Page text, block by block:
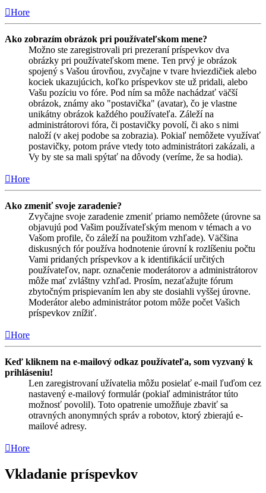
Hore
Ako zobrazím obrázok pri používateľskom mene?
Možno ste zaregistrovali pri prezeraní príspevkov dva
obrázky pri používateľskom mene. Ten prvý je obrázok
spojený s Vašou úrovňou, zvyčajne v tvare hviezdičiek alebo
kociek ukazujúcich, koľko príspevkov ste už pridali, alebo
Vašu pozíciu vo fóre. Pod ním sa môže nachádzať väčší
obrázok, známy ako "postavička" (avatar), čo je vlastne
unikátny obrázok každého používateľa. Záleží na
administrátorovi fóra, či postavičky povolí, či ako s nimi
naloží (v akej podobe sa zobrazia). Pokiaľ nemôžete využívať
postavičky, potom práve vtedy toto administrátori zakázali, a
Vy by ste sa mali spýtať na dôvody (veríme, že sa hodia).
Hore
Ako zmeniť svoje zaradenie?
Zvyčajne svoje zaradenie zmeniť priamo nemôžete (úrovne sa
objavujú pod Vašim používateľským menom v témach a vo
Vašom profile, čo záleží na použitom vzhľade). Väčšina
diskusných fór používa hodnotenie úrovní k rozlíšeniu počtu
Vami pridaných príspevkov a k identifikácií určitých
používateľov, napr. označenie moderátorov a administrátorov
môže mať zvláštny vzhľad. Prosím, nezaťažujte fórum
zbytočným prispievaním len aby ste dosiahli vyššej úrovne.
Moderátor alebo administrátor potom môže počet Vašich
príspevkov znížiť.
Hore
Keď kliknem na e-mailový odkaz používateľa, som vyzvaný k
prihláseniu!
Len zaregistrovaní užívatelia môžu posielať e-mail ľuďom cez
nastavený e-mailový formulár (pokiaľ administrátor túto
možnosť povolil). Toto opatrenie umožňuje zbaviť sa
otravných anonymných správ a robotov, ktorý zbierajú e-
mailové adresy.
Hore
Vkladanie príspevkov